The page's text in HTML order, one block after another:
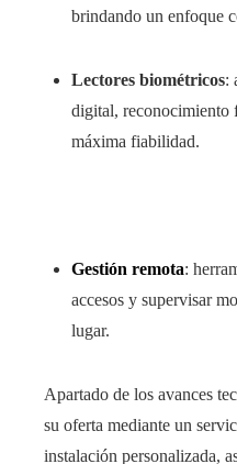
brindando un enfoque
Lectores biométricos:
digital, reconocimiento
máxima fiabilidad.
Gestión remota:
accesos y supervisar
lugar.
Apartado de los avances
su oferta mediante un
instalación personalizada,